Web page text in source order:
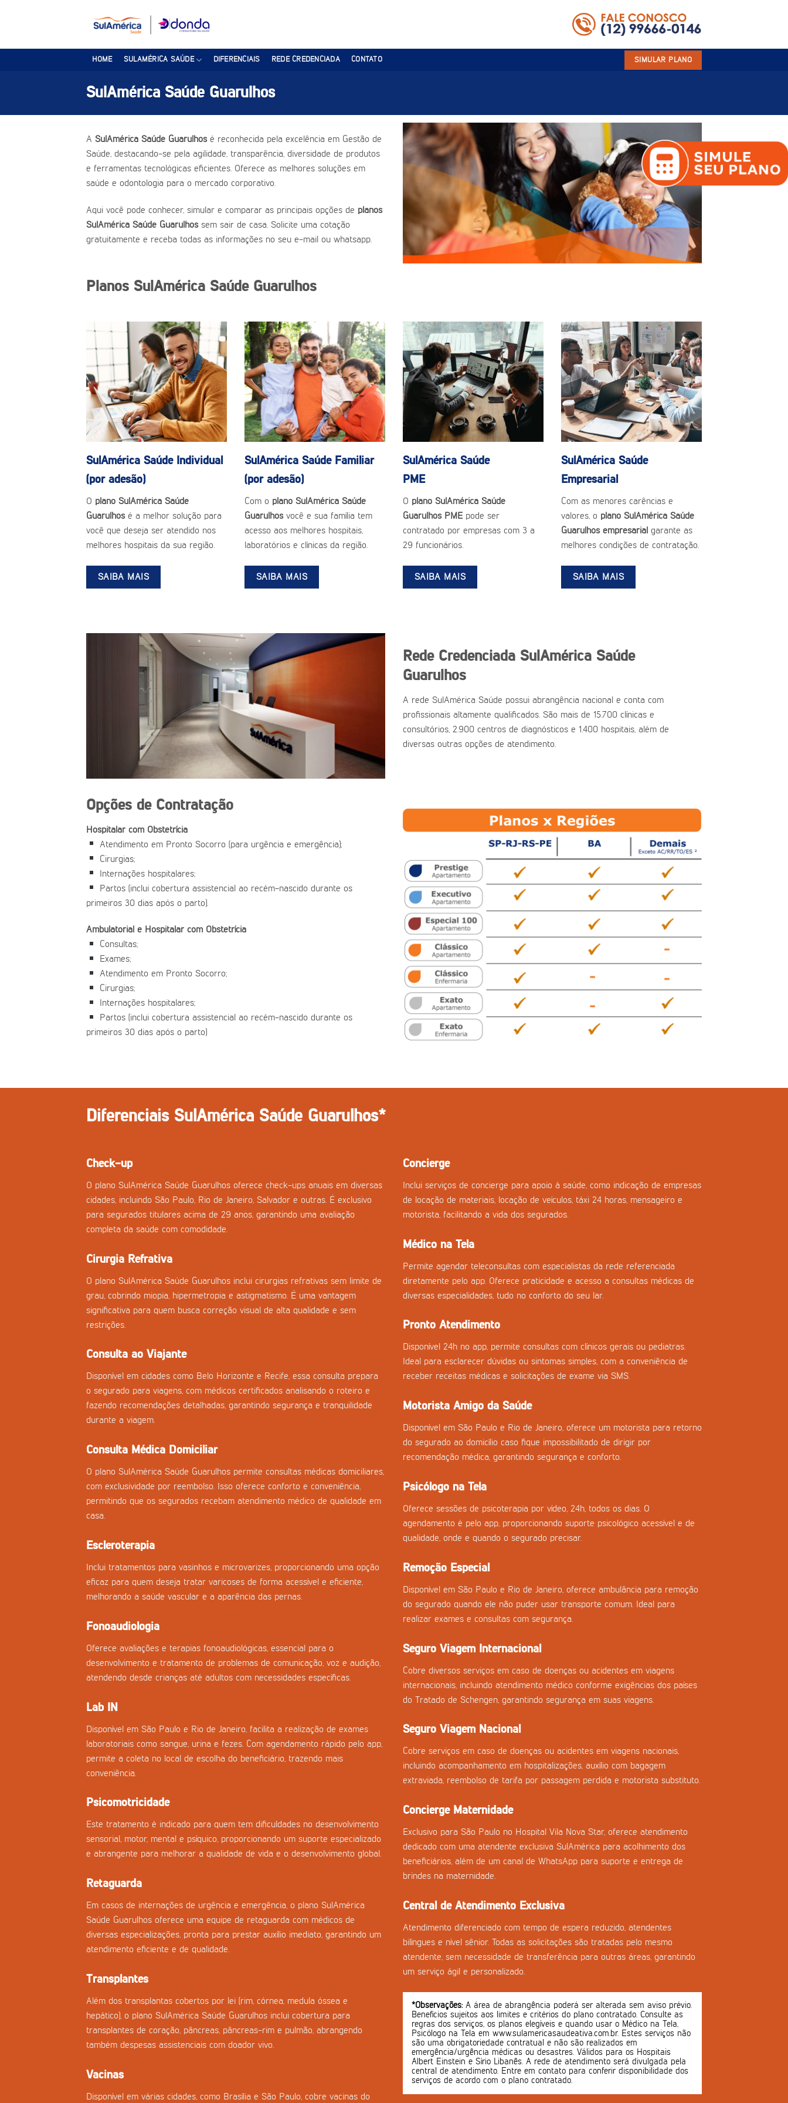
HOME SULAMÉRICA SAÚDE DIFERENCIAIS REDE CREDENCIADA CONTATO SIMULAR PLANO
SulAmérica Saúde Guarulhos
A SulAmérica Saúde Guarulhosé reconhecida pela excelência em Gestão de
Saúde, destacando-se pela agilidade, transparência, diversidade de produtos
e ferramentas tecnológicas eficientes. Oferece as melhores soluções em
saúde e odontologia para o mercado corporativo.
Aqui você pode conhecer, simular e comparar as principais opções de planos
SulAmérica Saúde Guarulhos sem sair de casa. Solicite uma cotação
gratuitamente e receba todas as informações no seu e-mail ou whatsapp.
Planos SulAmérica Saúde Guarulhos
SulAmérica Saúde Individual
(por adesão)
O plano SulAmérica Saúde
Guarulhosé a melhor solução para
você que deseja ser atendido nos
melhores hospitais da sua região.
SAIBA MAIS
SulAmérica Saúde Familiar
(por adesão)
Com o plano SulAmérica Saúde
Guarulhos você e sua família tem
acesso aos melhores hospitais,
laboratórios e clínicas da região.
SAIBA MAIS
SulAmérica Saúde
PME
O plano SulAmérica Saúde
Guarulhos PME pode ser
contratado por empresas com 3 a
29 funcionários.
SAIBA MAIS
SulAmérica Saúde
Empresarial
Com as menores carências e
valores, o plano SulAmérica Saúde
Guarulhos empresarial garante as
melhores condições de contratação.
SAIBA MAIS
Rede Credenciada SulAmérica Saúde
Guarulhos
A rede SulAmérica Saúde possui abrangência nacional e conta com
profissionais altamente qualificados. São mais de 15.700 clínicas e
consultórios, 2.900 centros de diagnósticos e 1.400 hospitais, além de
diversas outras opções de atendimento.
Opções de Contratação
Hospitalar com Obstetrícia
Atendimento em Pronto Socorro (para urgência e emergência);
Cirurgias;
Internações hospitalares;
Partos (inclui cobertura assistencial ao recém-nascido durante os
primeiros 30 dias após o parto).
Ambulatorial e Hospitalar com Obstetrícia
Consultas;
Exames;
Atendimento em Pronto Socorro;
Cirurgias;
Internações hospitalares;
Partos (inclui cobertura assistencial ao recém-nascido durante os
primeiros 30 dias após o parto)
Diferenciais SulAmérica Saúde Guarulhos*
Check-up
O plano SulAmérica Saúde Guarulhos oferece check-ups anuais em diversas
cidades, incluindo São Paulo, Rio de Janeiro, Salvador e outras. É exclusivo
para segurados titulares acima de 29 anos, garantindo uma avaliação
completa da saúde com comodidade.
Cirurgia Refrativa
O plano SulAmérica Saúde Guarulhos inclui cirurgias refrativas sem limite de
grau, cobrindo miopia, hipermetropia e astigmatismo. É uma vantagem
significativa para quem busca correção visual de alta qualidade e sem
restrições.
Consulta ao Viajante
Disponível em cidades como Belo Horizonte e Recife, essa consulta prepara
o segurado para viagens, com médicos certificados analisando o roteiro e
fazendo recomendações detalhadas, garantindo segurança e tranquilidade
durante a viagem.
Consulta Médica Domiciliar
O plano SulAmérica Saúde Guarulhos permite consultas médicas domiciliares,
com exclusividade por reembolso. Isso oferece conforto e conveniência,
permitindo que os segurados recebam atendimento médico de qualidade em
casa.
Escleroterapia
Inclui tratamentos para vasinhos e microvarizes, proporcionando uma opção
eficaz para quem deseja tratar varicoses de forma acessível e eficiente,
melhorando a saúde vascular e a aparência das pernas.
Fonoaudiologia
Oferece avaliações e terapias fonoaudiológicas, essencial para o
desenvolvimento e tratamento de problemas de comunicação, voz e audição,
atendendo desde crianças até adultos com necessidades específicas.
Lab IN
Disponível em São Paulo e Rio de Janeiro, facilita a realização de exames
laboratoriais como sangue, urina e fezes. Com agendamento rápido pelo app,
permite a coleta no local de escolha do beneficiário, trazendo mais
conveniência.
Psicomotricidade
Este tratamento é indicado para quem tem dificuldades no desenvolvimento
sensorial, motor, mental e psíquico, proporcionando um suporte especializado
e abrangente para melhorar a qualidade de vida e o desenvolvimento global.
Retaguarda
Em casos de internações de urgência e emergência, o plano SulAmérica
Saúde Guarulhos oferece uma equipe de retaguarda com médicos de
diversas especializações, pronta para prestar auxílio imediato, garantindo um
atendimento eficiente e de qualidade.
Transplantes
Além dos transplantas cobertos por lei (rim, córnea, medula óssea e
hepático), o plano SulAmérica Saúde Guarulhos inclui cobertura para
transplantes de coração, pâncreas, pâncreas-rim e pulmão, abrangendo
também despesas assistenciais com doador vivo.
Vacinas
Disponível em várias cidades, como Brasília e São Paulo, cobre vacinas do
Concierge
Inclui serviços de concierge para apoio à saúde, como indicação de empresas
de locação de materiais, locação de veículos, táxi 24 horas, mensageiro e
motorista, facilitando a vida dos segurados.
Médico na Tela
Permite agendar teleconsultas com especialistas da rede referenciada
diretamente pelo app. Oferece praticidade e acesso a consultas médicas de
diversas especialidades, tudo no conforto do seu lar.
Pronto Atendimento
Disponível 24h no app, permite consultas com clínicos gerais ou pediatras.
Ideal para esclarecer dúvidas ou sintomas simples, com a conveniência de
receber receitas médicas e solicitações de exame via SMS.
Motorista Amigo da Saúde
Disponível em São Paulo e Rio de Janeiro, oferece um motorista para retorno
do segurado ao domicílio caso fique impossibilitado de dirigir por
recomendação médica, garantindo segurança e conforto.
Psicólogo na Tela
Oferece sessões de psicoterapia por vídeo, 24h, todos os dias. O
agendamento é pelo app, proporcionando suporte psicológico acessível e de
qualidade, onde e quando o segurado precisar.
Remoção Especial
Disponível em São Paulo e Rio de Janeiro, oferece ambulância para remoção
do segurado quando ele não puder usar transporte comum. Ideal para
realizar exames e consultas com segurança.
Seguro Viagem Internacional
Cobre diversos serviços em caso de doenças ou acidentes em viagens
internacionais, incluindo atendimento médico conforme exigências dos países
do Tratado de Schengen, garantindo segurança em suas viagens.
Seguro Viagem Nacional
Cobre serviços em caso de doenças ou acidentes em viagens nacionais,
incluindo acompanhamento em hospitalizações, auxílio com bagagem
extraviada, reembolso de tarifa por passagem perdida e motorista substituto.
Concierge Maternidade
Exclusivo para São Paulo no Hospital Vila Nova Star, oferece atendimento
dedicado com uma atendente exclusiva SulAmérica para acolhimento dos
beneficiários, além de um canal de WhatsApp para suporte e entrega de
brindes na maternidade.
Central de Atendimento Exclusiva
Atendimento diferenciado com tempo de espera reduzido, atendentes
bilíngues e nível sênior. Todas as solicitações são tratadas pelo mesmo
atendente, sem necessidade de transferência para outras áreas, garantindo
um serviço ágil e personalizado.
*Observações:A área de abrangência poderá ser alterada sem aviso prévio.
Benefícios sujeitos aos limites e critérios do plano contratado. Consulte as
regras dos serviços, os planos elegíveis e quando usar o Médico na Tela,
Psicólogo na Tela em www.sulamericasaudeativa.com.br. Estes serviços não
são uma obrigatoriedade contratual e não são realizados em
emergência/urgência médicas ou desastres. Válidos para os Hospitais
Albert Einstein e Sírio Libanês. A rede de atendimento será divulgada pela
central de atendimento. Entre em contato para conferir disponibilidade dos
serviços de acordo com o plano contratado.